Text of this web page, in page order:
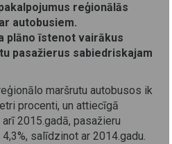
reģionālās
autobusiem.
plāno īstenot vairākus
pasažierus sabiedriskajam
maršrutu autobusos ik
procenti, un attiecīgā
2015.gadā, pasažieru
salīdzinot ar 2014.gadu.